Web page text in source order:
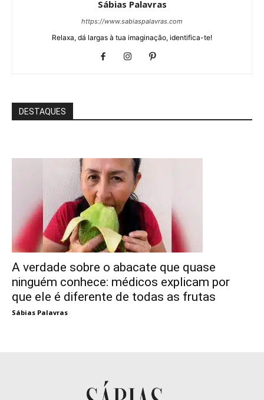
Sábias Palavras
https://www.sabiaspalavras.com
Relaxa, dá largas à tua imaginação, identifica-te!
DESTAQUES
A verdade sobre o abacate que quase
ninguém conhece: médicos explicam por
que ele é diferente de todas as frutas
Sábias Palavras